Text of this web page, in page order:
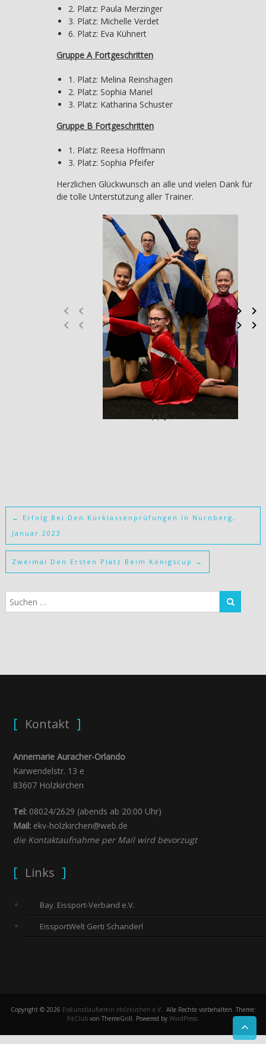
2. Platz: Paula Merzinger
3. Platz: Michelle Verdet
6. Platz: Eva Kühnert
Gruppe A Fortgeschritten
1. Platz: Melina Reinshagen
2. Platz: Sophia Mariel
3. Platz: Katharina Schuster
Gruppe B Fortgeschritten
1. Platz: Reesa Hoffmann
3. Platz: Sophia Pfeifer
Herzlichen Glückwunsch an alle und vielen Dank für
die tolle Unterstützung aller Trainer.
1 / 9
←
Erfolg Bei Den Kürklassenprüfungen In Nürnberg,
Januar 2023
Zweimal Den Ersten Platz Beim Königscup →
Kontakt
Annemarie Auracher-Orlando
Karwendelstr. 13 e
83607 Holzkirchen
Tel:08024/2629 (abends ab 20:00 Uhr)
Mail:ekv-holzkirchen@web.de
die Kontaktaufnahme per Mail wird bevorzugt
Links
Bay. Eissport-Verband e.V.
EissportWelt Gerti Schanderl
Copyright © 2026 Eiskunstlaufverein Holzkirchen e.V.. Alle Rechte vorbehalten. Theme:
FitClub von ThemeGrill. Powered by WordPress.